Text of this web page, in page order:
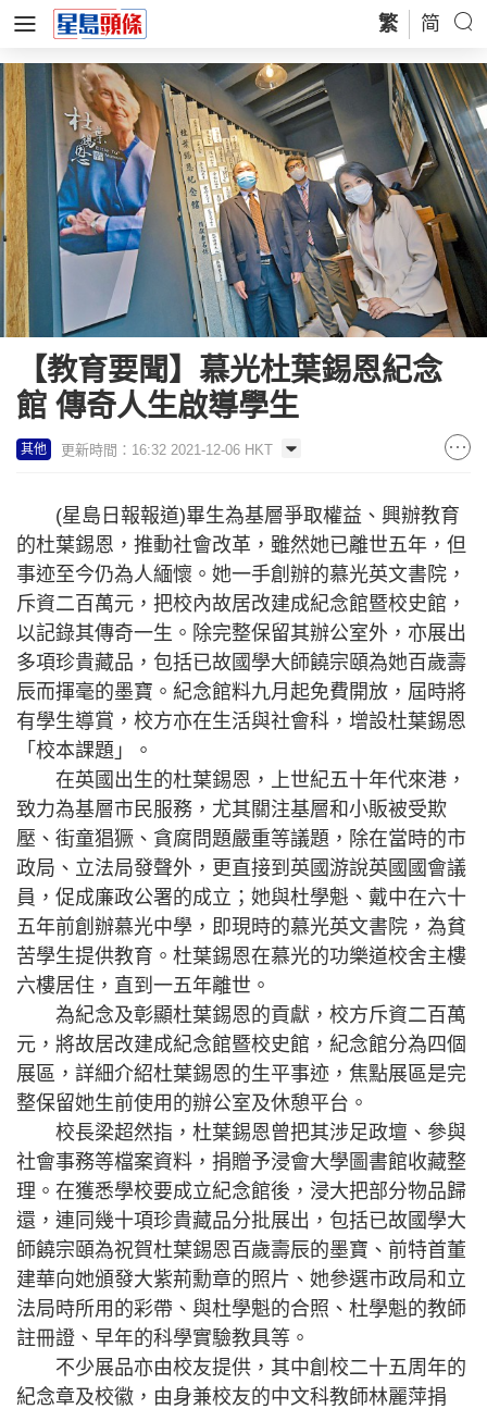
繁 简
【教育要聞】慕光杜葉錫恩紀念
館 傳奇人生啟導學生
其他 更新時間：16:32 2021-12-06 HKT
(星島日報報道)畢生為基層爭取權益、興辦教育
的杜葉錫恩，推動社會改革，雖然她已離世五年，但
事迹至今仍為人緬懷。她一手創辦的慕光英文書院，
斥資二百萬元，把校內故居改建成紀念館暨校史館，
以記錄其傳奇一生。除完整保留其辦公室外，亦展出
多項珍貴藏品，包括已故國學大師饒宗頤為她百歲壽
辰而揮毫的墨寶。紀念館料九月起免費開放，屆時將
有學生導賞，校方亦在生活與社會科，增設杜葉錫恩
「校本課題」。
在英國出生的杜葉錫恩，上世紀五十年代來港，
致力為基層市民服務，尤其關注基層和小販被受欺
壓、街童猖獗、貪腐問題嚴重等議題，除在當時的市
政局、立法局發聲外，更直接到英國游說英國國會議
員，促成廉政公署的成立；她與杜學魁、戴中在六十
五年前創辦慕光中學，即現時的慕光英文書院，為貧
苦學生提供教育。杜葉錫恩在慕光的功樂道校舍主樓
六樓居住，直到一五年離世。
為紀念及彰顯杜葉錫恩的貢獻，校方斥資二百萬
元，將故居改建成紀念館暨校史館，紀念館分為四個
展區，詳細介紹杜葉錫恩的生平事迹，焦點展區是完
整保留她生前使用的辦公室及休憩平台。
校長梁超然指，杜葉錫恩曾把其涉足政壇、參與
社會事務等檔案資料，捐贈予浸會大學圖書館收藏整
理。在獲悉學校要成立紀念館後，浸大把部分物品歸
還，連同幾十項珍貴藏品分批展出，包括已故國學大
師饒宗頤為祝賀杜葉錫恩百歲壽辰的墨寶、前特首董
建華向她頒發大紫荊勳章的照片、她參選市政局和立
法局時所用的彩帶、與杜學魁的合照、杜學魁的教師
註冊證、早年的科學實驗教具等。
不少展品亦由校友提供，其中創校二十五周年的
紀念章及校徽，由身兼校友的中文科教師林麗萍捐